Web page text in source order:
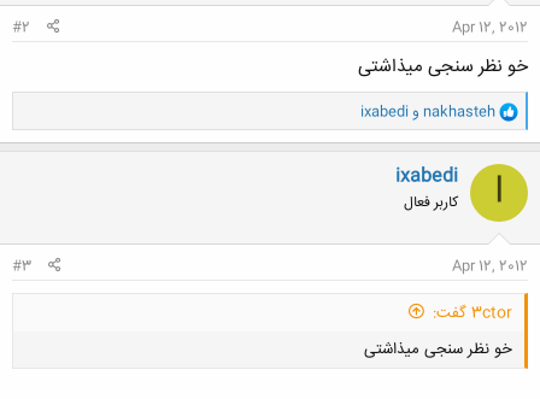
Apr 12, 2012
#2
خو نظر سنجی میذاشتی
و
ا
ک
ن
ا
nakhasteh و ixabedi
I
ixabedi
کاربر فعال
Apr 12, 2012
#3
3ctor گفت:
خو نظر سنجی میذاشتی